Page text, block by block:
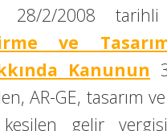
28/2/2008
ve
Kanunun
AR-GE, tasarım
gelir